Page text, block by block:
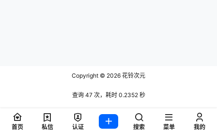
Copyright © 2026 花铃次元
查询 47 次，耗时 0.2352 秒
首页 私信 认证 搜索 菜单 我的